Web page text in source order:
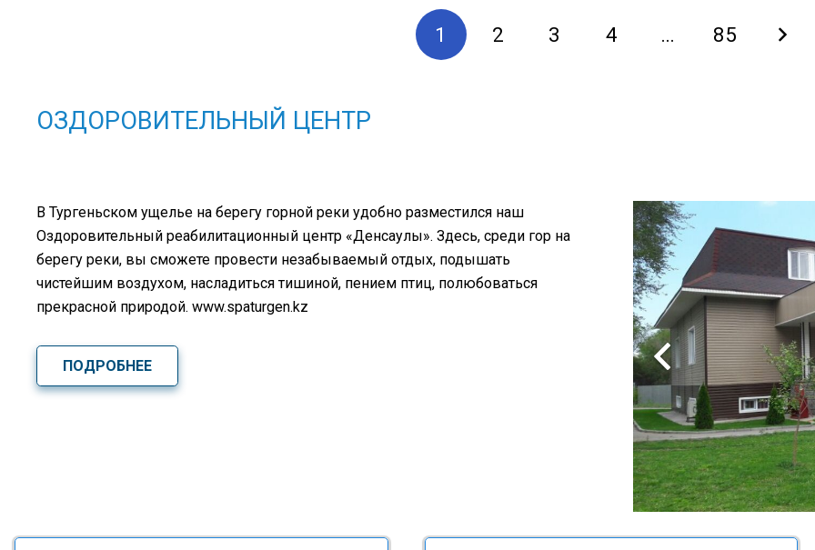
1 2 3 4 … 85
ОЗДОРОВИТЕЛЬНЫЙ ЦЕНТР
В Тургеньском ущелье на берегу горной реки удобно разместился наш
Оздоровительный реабилитационный центр «Денсаулық». Здесь, среди гор на
берегу реки, вы сможете провести незабываемый отдых, подышать
чистейшим воздухом, насладиться тишиной, пением птиц, полюбоваться
прекрасной природой. www.spaturgen.kz
ПОДРОБНЕЕ